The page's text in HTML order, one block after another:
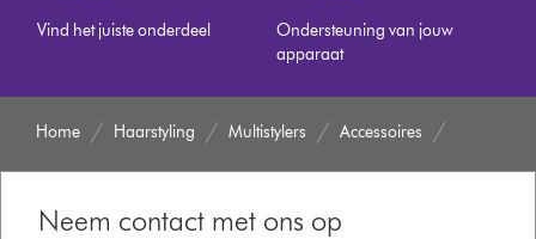
Vind het juiste onderdeel
Ondersteuning van jouw
apparaat
Home Haarstyling Multistylers Accessoires
Neem contact met ons op